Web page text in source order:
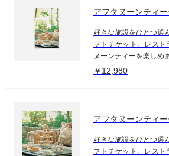
アフタヌーンティー
好きな施設をひとつ選
フトチケット。レスト
ヌーンティーを楽しめ
￥12,980
アフタヌーンティー
好きな施設をひとつ選
フトチケット。レスト